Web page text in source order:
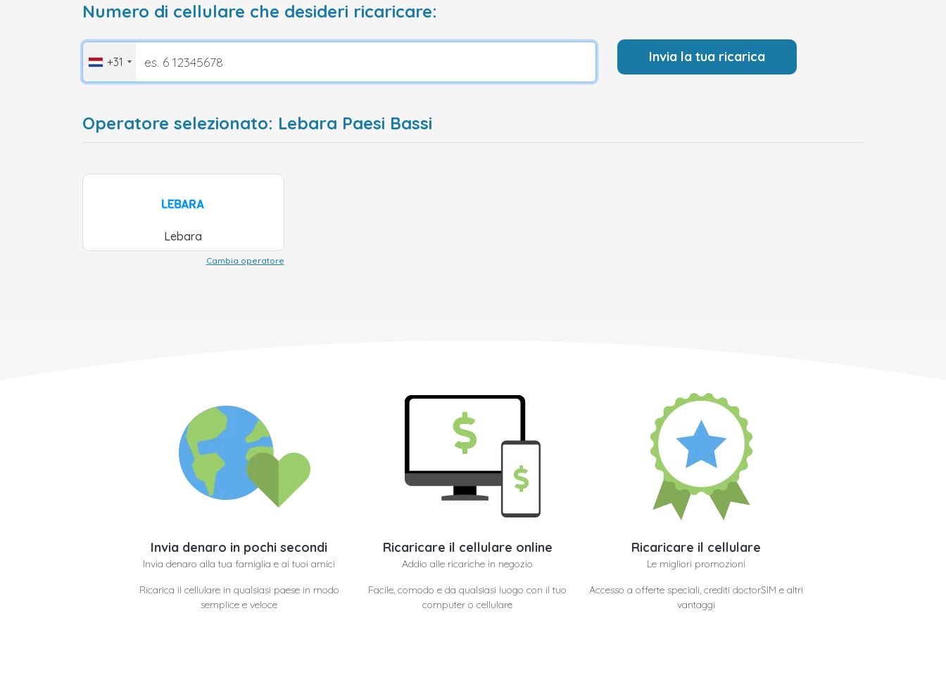
Numero di cellulare che desideri ricaricare:
+31 Invia la tua ricarica
Operatore selezionato: Lebara Paesi Bassi
Lebara
Cambia operatore
Invia denaro in pochi secondi
Invia denaro alla tua famiglia e ai tuoi amici
Ricarica il cellulare in qualsiasi paese in modo
semplice e veloce
Ricaricare il cellulare online
Addio alle ricariche in negozio
Facile, comodo e da qualsiasi luogo con il tuo
computer o cellulare
Ricaricare il cellulare
Le migliori promozioni
Accesso a offerte speciali, crediti doctorSIM e altri
vantaggi